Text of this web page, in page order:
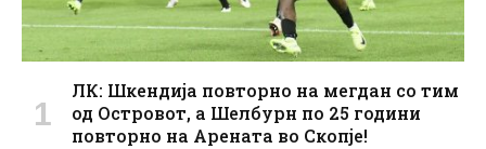
ЛК: Шкендија повторно на мегдан со тим
од Островот, а Шелбурн по 25 години
повторно на Арената во Скопје!